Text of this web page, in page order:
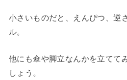
小さいものだと、えんぴつ、逆
ル。
他にも傘や脚立なんかを立てて
しょう。